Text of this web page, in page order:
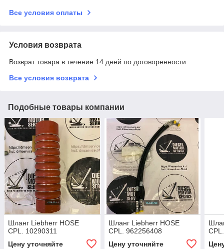
Все условия оплаты
Условия возврата
Возврат товара в течение 14 дней по договоренности
Все условия возврата
Подобные товары компании
Шланг Liebherr HOSE
CPL. 10290311
Цену уточняйте
Шланг Liebherr HOSE
CPL. 962256408
Цену уточняйте